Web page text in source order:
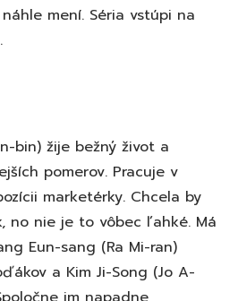
mení. Séria vstúpi na
bin) žije bežný život a
pomerov. Pracuje v
marketérky. Chcela by
no nie je to vôbec ľahké. Má
Eun-sang (Ra Mi-ran)
a Kim Ji-Song (Jo A-